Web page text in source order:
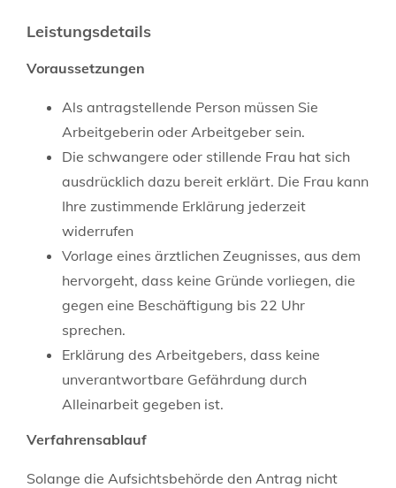
Leistungsdetails
Voraussetzungen
Als antragstellende Person müssen Sie
Arbeitgeberin oder Arbeitgeber sein.
Die schwangere oder stillende Frau hat sich
ausdrücklich dazu bereit erklärt. Die Frau kann
Ihre zustimmende Erklärung jederzeit
widerrufen
Vorlage eines ärztlichen Zeugnisses, aus dem
hervorgeht, dass keine Gründe vorliegen, die
gegen eine Beschäftigung bis 22 Uhr
sprechen.
Erklärung des Arbeitgebers, dass keine
unverantwortbare Gefährdung durch
Alleinarbeit gegeben ist.
Verfahrensablauf
Solange die Aufsichtsbehörde den Antrag nicht